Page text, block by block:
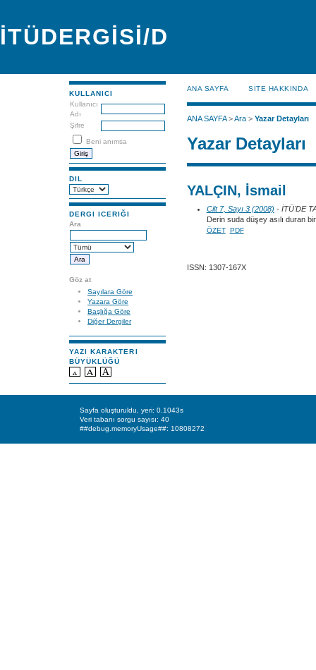
İTÜDERGİSİ/D
KULLANICI
Kullanıcı
Adı
Şifre
Beni anımsa
DIL
DERGI ICERIĞI
Ara
Göz at
Sayılara Göre
Yazara Göre
Başlığa Göre
Diğer Dergiler
YAZI KARAKTERI
BÜYÜKLÜĞÜ
ANA SAYFA SİTE HAKKINDA
ANA SAYFA>Ara> Yazar Detayları
Yazar Detayları
YALÇIN, İsmail
Cilt 7, Sayı 3 (2008) - İTÜ'DE
Derin suda düşey asılı duran
ÖZET PDF
ISSN: 1307-167X
Sayfa oluşturuldu, yeri: 0.1043s
Veri tabanı sorgu sayısı: 40
##debug.memoryUsage##: 10808272